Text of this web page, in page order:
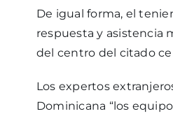
De igual forma, el
respuesta y asistencia
del centro del citado
Los expertos
Dominicana “los